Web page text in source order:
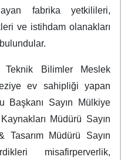
fabrika yetkilileri,
ve istihdam olanakları
Teknik Bilimler Meslek
ev sahipliği yapan
Başkanı Sayın Mülkiye
Müdürü Sayın
Tasarım Müdürü Sayın
misafirperverlik,